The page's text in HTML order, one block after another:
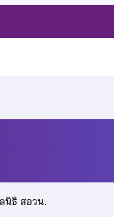
นิธิ สอวน.